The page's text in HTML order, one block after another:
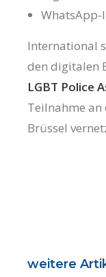
International
den digitalen
LGBT Police
Teilnahme an
Brüssel
weitere